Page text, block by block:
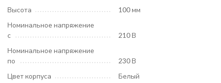
Высота
100 мм
Номинальное напряжение
с
210 В
Номинальное напряжение
по
230 В
Цвет корпуса
Белый